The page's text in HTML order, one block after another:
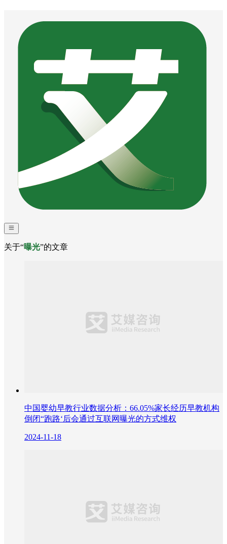
关于“曝光”的文章
中国婴幼早教行业数据分析：66.05%家长经历早教机构
倒闭“跑路‘后会通过互联网曝光的方式维权
2024-11-18